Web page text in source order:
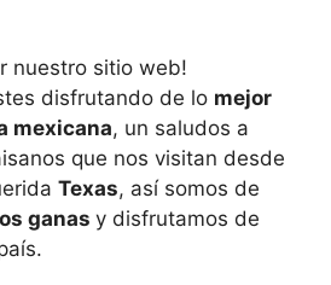
nuestro sitio web!
disfrutando de lo mejor
mexicana, un saludos a
que nos visitan desde
Texas, así somos de
ganas y disfrutamos de